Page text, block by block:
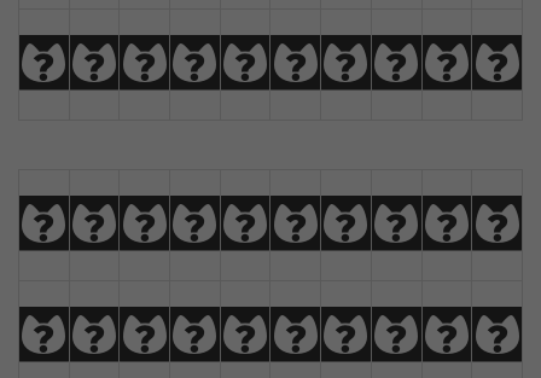
UVWXYZÀÁÂÃ
abcdefghij
klmnopqrst